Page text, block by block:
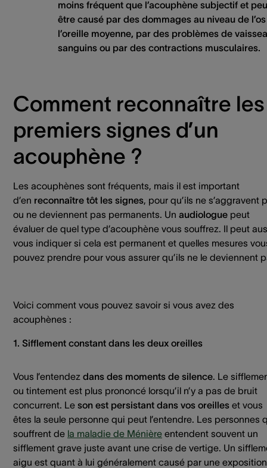
moins fréquent que l’acouphène subjectif et
être causé par des dommages au niveau de
l’oreille moyenne, par des problèmes de
sanguins ou par des contractions musculaires.
Comment reconnaître les
premiers signes d’un
acouphène ?
Les acouphènes sont fréquents, mais il est important
d’en reconnaître tôt les signes, pour qu’ils ne s’aggravent
ou ne deviennent pas permanents. Un audiologue peut
évaluer de quel type d’acouphène vous souffrez. Il peut
vous indiquer si cela est permanent et quelles mesures
pouvez prendre pour vous assurer qu’ils ne le deviennent
Voici comment vous pouvez savoir si vous avez des
acouphènes :
1. Sifflement constant dans les deux oreilles
Vous l’entendez dans des moments de silence. Le
ou tintement est plus prononcé lorsqu’il n’y a pas de bruit
concurrent. Le son est persistant dans vos oreilles et vous
êtes la seule personne qui peut l’entendre. Les personnes
souffrent de la maladie de Ménière entendent souvent un
sifflement grave juste avant une crise de vertige. Un
aigu est quant à lui généralement causé par une